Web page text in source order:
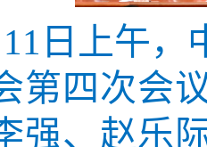
日上午，
第四次会
强、赵乐